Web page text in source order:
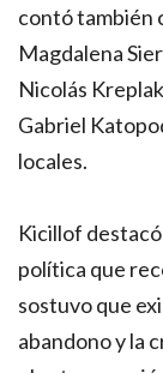
contó también
Magdalena
Nicolás
Gabriel
locales.
Kicillof
política que
sostuvo que
abandono y la